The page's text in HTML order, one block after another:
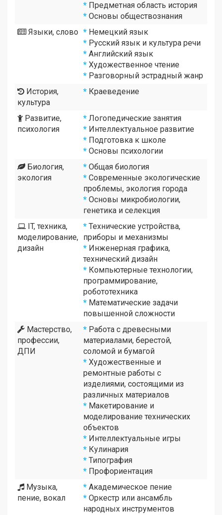
* Предметная область история
* Основы обществознания
Языки, слово * Немецкий язык
* Русский язык и культура речи
* Английский язык
* Художественное чтение
* Разговорный эстрадный жанр
История,
культура
* Краеведение
Развитие,
психология
* Логопедические занятия
* Интеллектуальное развитие
* Подготовка к школе
* Основы психологии
Биология,
экология
* Общая биология
* Современные экологические
проблемы, экология города
* Основы микробиологии,
генетика и селекция
IT, техника,
моделирование,
дизайн
* Технические устройства,
приборы и механизмы
* Инженерная графика,
технический дизайн
* Компьютерные технологии,
программирование,
робототехника
* Математические задачи
повышенной сложности
Мастерство,
профессии,
ДПИ
* Работа с древесными
материалами, берестой,
соломой и бумагой
* Художественные и
ремонтные работы с
изделиями, состоящими из
различных материалов
* Макетирование и
моделирование технических
объектов
* Интеллектуальные игры
* Кулинария
* Типография
* Профориентация
Музыка,
пение, вокал
* Академическое пение
* Оркестр или ансамбль
народных инструментов